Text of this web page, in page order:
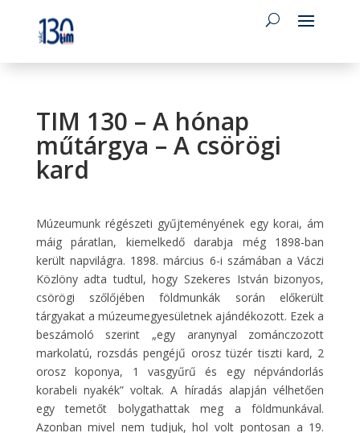
TIM 130 – A hónap
műtárgya – A csörögi
kard
Múzeumunk régészeti gyűjteményének egy korai, ám
máig páratlan, kiemelkedő darabja még 1898-ban
került napvilágra. 1898. március 6-i számában a Váczi
Közlöny adta tudtul, hogy Szekeres István bizonyos,
csörögi szőlőjében földmunkák során előkerült
tárgyakat a múzeumegyesületnek ajándékozott. Ezek a
beszámoló szerint „egy aranynyal zománczozott
markolatú, rozsdás pengéjű orosz tüzér tiszti kard, 2
orosz koponya, 1 vasgyűrű és egy népvándorlás
korabeli nyakék” voltak. A híradás alapján vélhetően
egy temetőt bolygathattak meg a földmunkával.
Azonban mivel nem tudjuk, hol volt pontosan a 19.